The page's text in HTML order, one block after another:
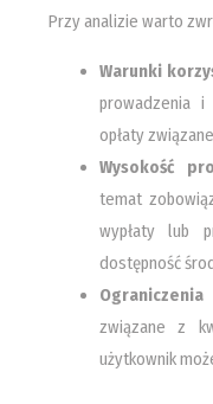
Przy analizie warto
Warunki
prowadzenia
opłaty
Wysokość
temat
wypłaty lub
dostępność
związane z
użytkownik